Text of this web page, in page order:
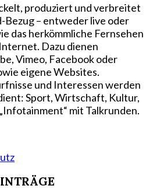
produziert und verbreitet
Bezug – entweder live oder
das herkömmliche Fernsehen
Dazu dienen
Vimeo, Facebook oder
eigene Websites.
und Interessen werden
Sport, Wirtschaft, Kultur,
mit Talkrunden.